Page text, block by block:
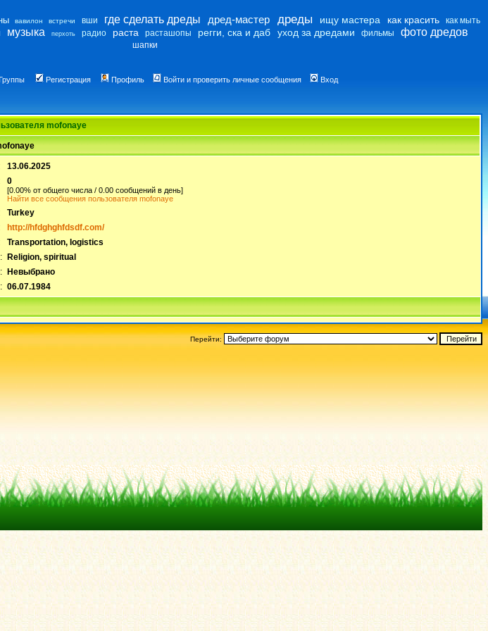
вавилон встречи вши где сделать дреды дред-мастер дреды ищу мастера как красить как мыть
музыка перхоть радио раста расташопы регги, ска и даб уход за дредами фильмы фото дредов
шапки
Регистрация Профиль Войти и проверить личные сообщения Вход
mofonaye
13.06.2025
0
[0.00% от общего числа / 0.00 сообщений в день]
Найти все сообщения пользователя mofonaye
Turkey
http://hfdghghfdsdf.com/
Transportation, logistics
Religion, spiritual
Невыбрано
06.07.1984
Перейти: